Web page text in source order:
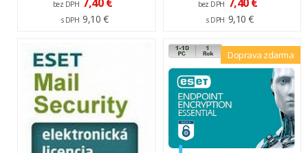
bez DPH
s DPH 9,10 €
bez DPH
s DPH 9,10 €
Doprava zdarma